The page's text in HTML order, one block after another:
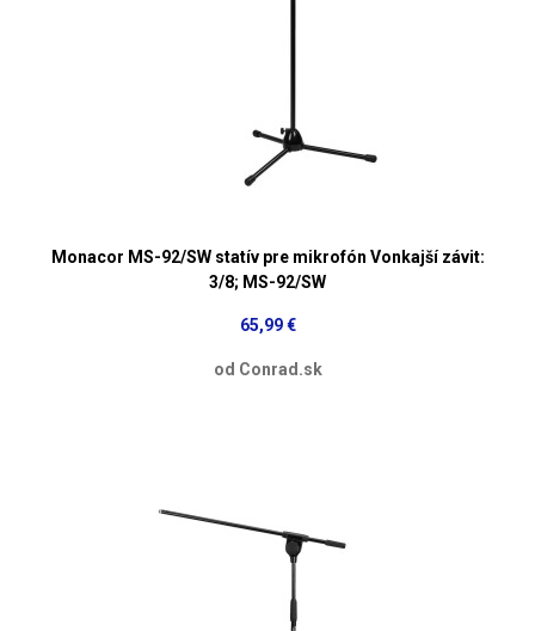
Monacor MS-92/SW statív pre mikrofón Vonkajší závit:
3/8; MS-92/SW
65,99 €
od Conrad.sk